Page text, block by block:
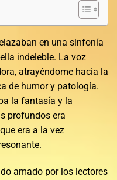
en una sinfonía
indeleble. La voz
atrayéndome hacia la
de humor y patología.
la fantasía y la
profundos era
era a la vez
amado por los lectores